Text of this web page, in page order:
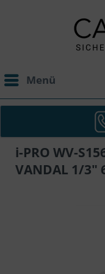
Menü
i-PRO WV-
VANDAL 1/3"